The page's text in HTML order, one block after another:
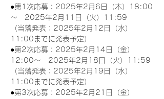
●第1次応募：2025年2月6日（木）18:00
～　2025年2月11日（火）11:59
（当落発表：2025年2月12日（水）
11:00までに発表予定）
●第2次応募：2025年2月14日（金）
12:00～　2025年2月18日（火）11:59
（当落発表：2025年2月19日（水）
11:00までに発表予定）
●第3次応募：2025年2月21日（金）